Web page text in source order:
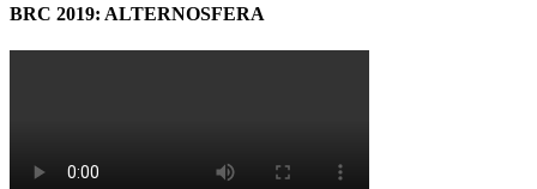
BRC 2019: ALTERNOSFERA